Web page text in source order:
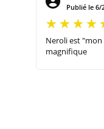
Publié le 6/
Neroli est
magnifique